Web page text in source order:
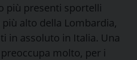
più presenti sportelli
più alto della Lombardia,
in assoluto in Italia. Una
molto, per i